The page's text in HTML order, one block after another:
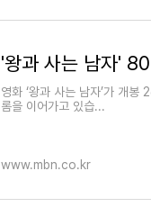
영화 ‘왕과 사는 남자’가 개
롬을 이어가고 있습...
www.mbn.co.kr